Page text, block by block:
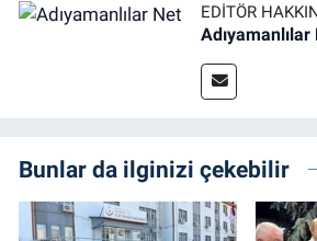
EDITÖR
Adıyamanlılar
Bunlar da ilginizi çekebilir